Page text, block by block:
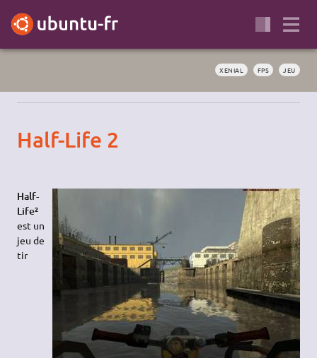
XENIAL FPS JEU
Half-Life 2
Half-
Life²
est un
jeu de
tir